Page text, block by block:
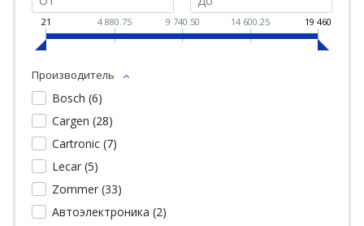
21 4 880.75 9 740.50 14 600.25 19 460
Производитель
Bosch (6)
Cargen (28)
Cartronic (7)
Lecar (5)
Zommer (33)
Автоэлектроника (2)